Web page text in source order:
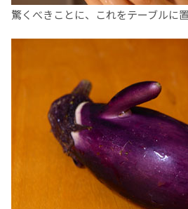
驚くべきことに、これをテーブルに